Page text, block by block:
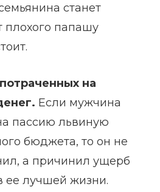
станет
плохого папашу
на
Если мужчина
пассию львиную
бюджета, то он не
а причинил ущерб
ее лучшей жизни.